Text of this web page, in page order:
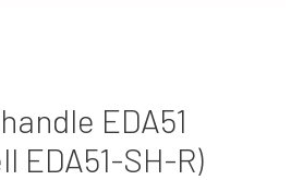
EDA51
EDA51-SH-R)